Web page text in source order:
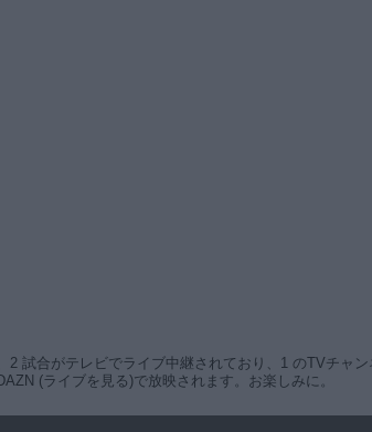
2 試合がテレビでライブ中継されており、1 のTVチャ
(ライブを見る)で放映されます。お楽しみに。